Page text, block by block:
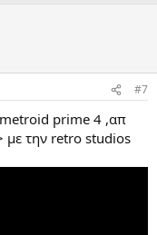
#7
metroid prime 4 ,απ
με την retro studios